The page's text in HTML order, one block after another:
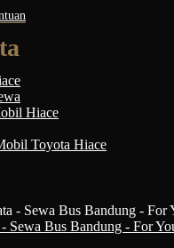
Hiace
Toyota Hiace
Sewa Bus Bandung - For